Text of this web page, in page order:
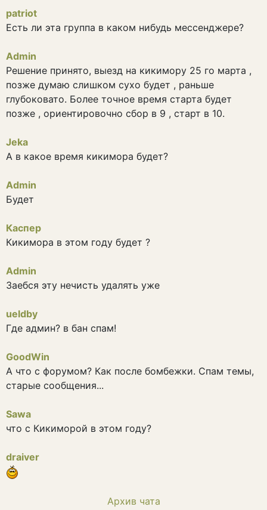
patriot
Есть ли эта группа в каком нибудь мессенджере?
Admin
Решение принято, выезд на кикимору 25 го марта ,
позже думаю слишком сухо будет , раньше
глубоковато. Более точное время старта будет
позже , ориентировочно сбор в 9 , старт в 10.
Jeka
А в какое время кикимора будет?
Admin
Будет
Каспер
Кикимора в этом году будет ?
Admin
Заебся эту нечисть удалять уже
ueldby
Где админ? в бан спам!
GoodWin
А что с форумом? Как после бомбежки. Спам темы,
старые сообщения...
Sawa
что с Кикиморой в этом году?
draiver
Архив чата